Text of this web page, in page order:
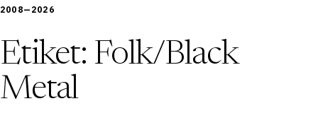
2008—2026
Etiket: Folk/Black
Metal